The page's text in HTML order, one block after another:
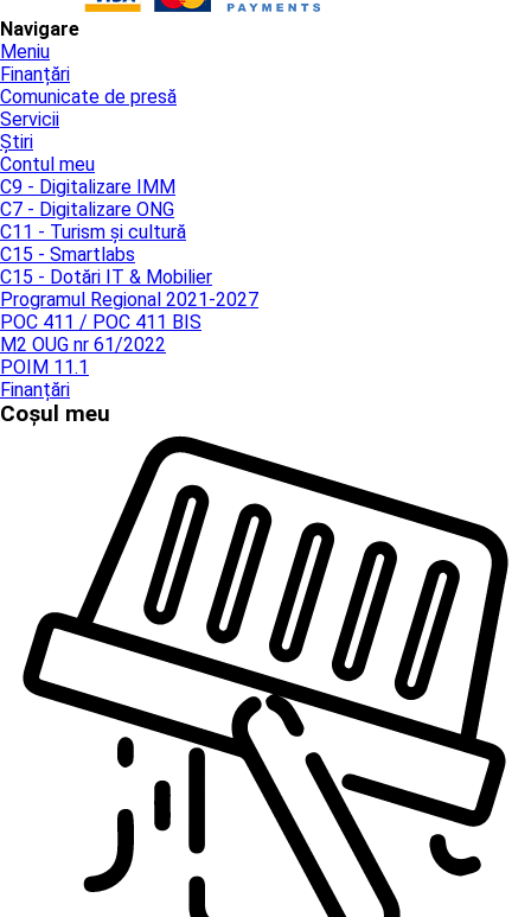
Navigare
Meniu
Finanțări
Comunicate de presă
Servicii
Știri
Contul meu
C9 - Digitalizare IMM
C7 - Digitalizare ONG
C11 - Turism și cultură
C15 - Smartlabs
C15 - Dotări IT & Mobilier
Programul Regional 2021-2027
POC 411 / POC 411 BIS
M2 OUG nr 61/2022
POIM 11.1
Finanțări
Coșul meu